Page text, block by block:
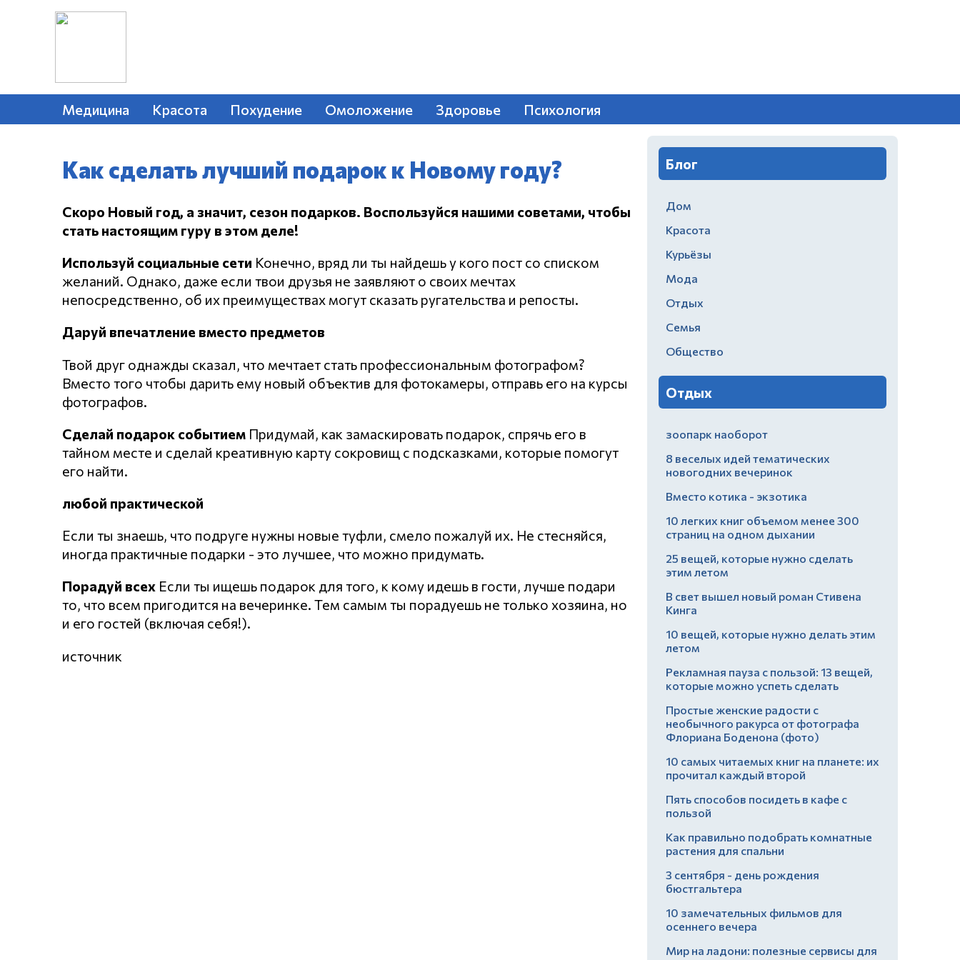
Медицина Красота Похудение Омоложение Здоровье Психология
Как сделать лучший подарок к Новому году?
Скоро Новый год, а значит, сезон подарков. Воспользуйся нашими советами, чтобы
стать настоящим гуру в этом деле!
Используй социальные сети Конечно, вряд ли ты найдешь у кого пост со списком
желаний. Однако, даже если твои друзья не заявляют о своих мечтах
непосредственно, об их преимуществах могут сказать ругательства и репосты.
Даруй впечатление вместо предметов
Твой друг однажды сказал, что мечтает стать профессиональным фотографом?
Вместо того чтобы дарить ему новый объектив для фотокамеры, отправь его на курсы
фотографов.
Сделай подарок событием Придумай, как замаскировать подарок, спрячь его в
тайном месте и сделай креативную карту сокровищ с подсказками, которые помогут
его найти.
любой практической
Если ты знаешь, что подруге нужны новые туфли, смело пожалуй их. Не стесняйся,
иногда практичные подарки - это лучшее, что можно придумать.
Порадуй всех Если ты ищешь подарок для того, к кому идешь в гости, лучше подари
то, что всем пригодится на вечеринке. Тем самым ты порадуешь не только хозяина, но
и его гостей (включая себя!).
источник
Блог
Дом
Красота
Курьёзы
Мода
Отдых
Семья
Общество
Отдых
зоопарк наоборот
8 веселых идей тематических
новогодних вечеринок
Вместо котика - экзотика
10 легких книг объемом менее 300
страниц на одном дыхании
25 вещей, которые нужно сделать
этим летом
В свет вышел новый роман Стивена
Кинга
10 вещей, которые нужно делать этим
летом
Рекламная пауза с пользой: 13 вещей,
которые можно успеть сделать
Простые женские радости с
необычного ракурса от фотографа
Флориана Боденона (фото)
10 самых читаемых книг на планете: их
прочитал каждый второй
Пять способов посидеть в кафе с
пользой
Как правильно подобрать комнатные
растения для спальни
3 сентября - день рождения
бюстгальтера
10 замечательных фильмов для
осеннего вечера
Мир на ладони: полезные сервисы для